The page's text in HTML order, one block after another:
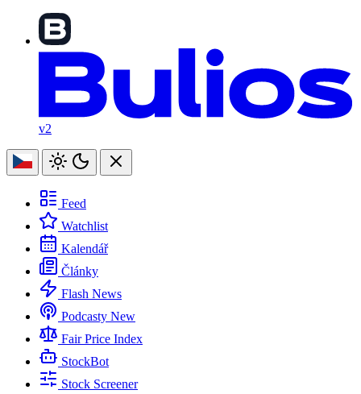
v2
Feed
Watchlist
Kalendář
Články
Flash News
Podcasty New
Fair Price Index
StockBot
Stock Screener